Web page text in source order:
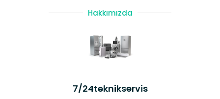
Hakkımızda
7/24teknikservis